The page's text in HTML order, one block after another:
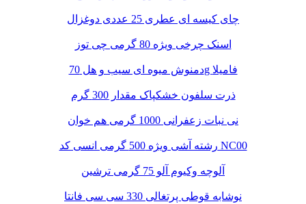
چای کیسه ای عطری 25 عددی دوغزال
اسنک چرخی ویژه 80 گرمی چی توز
دمنوش میوه ای سیب و هل 70g فامیلا
ذرت سلفون خشکپاک مقدار 300 گرم
نی نبات زعفرانی 1000 گرمی هم خوان
رشته آشی ویژه 500 گرمی انسی کد NC00
آلوچه وکیوم آلو 75 گرمی ترشین
نوشابه قوطی پرتغالی 330 سی سی فانتا